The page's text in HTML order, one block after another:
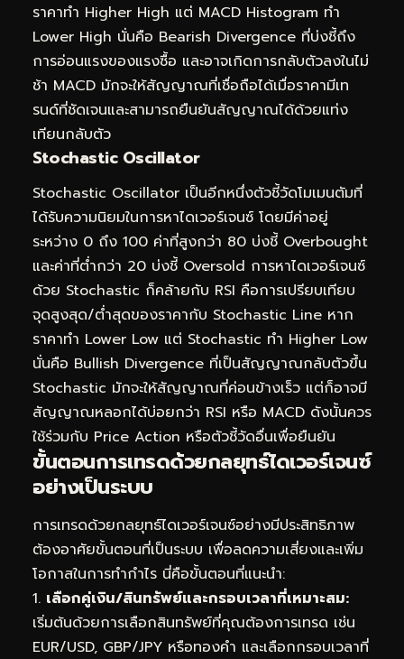
ราคาทำ Higher High แต่ MACD Histogram ทำ
Lower High นั่นคือ Bearish Divergence ที่บ่งชี้ถึง
การอ่อนแรงของแรงซื้อ และอาจเกิดการกลับตัวลงในไม่
ช้า MACD มักจะให้สัญญาณที่เชื่อถือได้เมื่อราคามีเท
รนด์ที่ชัดเจนและสามารถยืนยันสัญญาณได้ด้วยแท่ง
เทียนกลับตัว
Stochastic Oscillator
Stochastic Oscillator เป็นอีกหนึ่งตัวชี้วัดโมเมนตัมที่
ได้รับความนิยมในการหาไดเวอร์เจนซ์ โดยมีค่าอยู่
ระหว่าง 0 ถึง 100 ค่าที่สูงกว่า 80 บ่งชี้ Overbought
และค่าที่ต่ำกว่า 20 บ่งชี้ Oversold การหาไดเวอร์เจนซ์
ด้วย Stochastic ก็คล้ายกับ RSI คือการเปรียบเทียบ
จุดสูงสุด/ต่ำสุดของราคากับ Stochastic Line หาก
ราคาทำ Lower Low แต่ Stochastic ทำ Higher Low
นั่นคือ Bullish Divergence ที่เป็นสัญญาณกลับตัวขึ้น
Stochastic มักจะให้สัญญาณที่ค่อนข้างเร็ว แต่ก็อาจมี
สัญญาณหลอกได้บ่อยกว่า RSI หรือ MACD ดังนั้นควร
ใช้ร่วมกับ Price Action หรือตัวชี้วัดอื่นเพื่อยืนยัน
ขั้นตอนการเทรดด้วยกลยุทธ์ไดเวอร์เจนซ์
อย่างเป็นระบบ
การเทรดด้วยกลยุทธ์ไดเวอร์เจนซ์อย่างมีประสิทธิภาพ
ต้องอาศัยขั้นตอนที่เป็นระบบ เพื่อลดความเสี่ยงและเพิ่ม
โอกาสในการทำกำไร นี่คือขั้นตอนที่แนะนำ:
1. เลือกคู่เงิน/สินทรัพย์และกรอบเวลาที่เหมาะสม:
เริ่มต้นด้วยการเลือกสินทรัพย์ที่คุณต้องการเทรด เช่น
EUR/USD, GBP/JPY หรือทองคำ และเลือกกรอบเวลาที่